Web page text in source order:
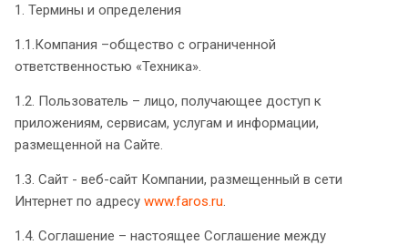
1. Термины и определения
1.1.Компания –общество с ограниченной
ответственностью «Техника».
1.2. Пользователь – лицо, получающее доступ к
приложениям, сервисам, услугам и информации,
размещенной на Сайте.
1.3. Сайт - веб-сайт Компании, размещенный в сети
Интернет по адресу www.faros.ru.
1.4. Соглашение – настоящее Соглашение между